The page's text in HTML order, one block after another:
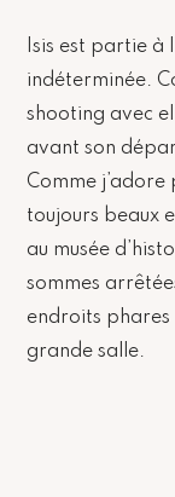
Isis est partie à
indéterminée.
shooting avec
avant son
Comme j’adore
toujours beaux
au musée
sommes
endroits phares
grande salle.